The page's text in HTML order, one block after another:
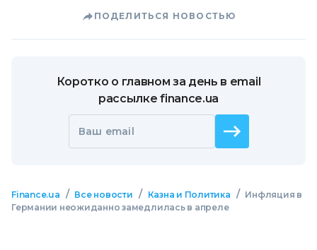
ПОДЕЛИТЬСЯ НОВОСТЬЮ
Коротко о главном за день в email
рассылке finance.ua
Ваш email
Finance.ua / Все новости / Казна и Политика / Инфляция в
Германии неожиданно замедлилась в апреле